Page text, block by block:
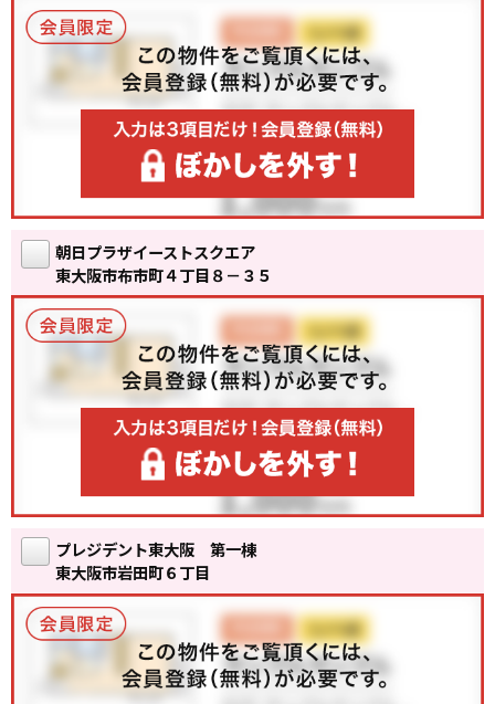
朝日プラザイーストスクエア
東大阪市布市町４丁目８－３５
プレジデント東大阪 第一棟
東大阪市岩田町６丁目